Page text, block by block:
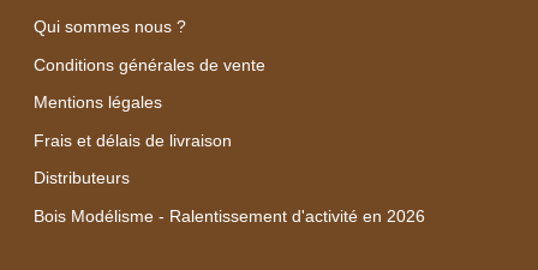
Qui sommes nous ?
Conditions générales de vente
Mentions légales
Frais et délais de livraison
Distributeurs
Bois Modélisme - Ralentissement d'activité en 2026